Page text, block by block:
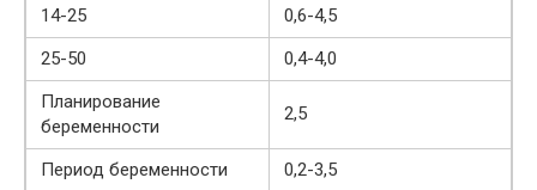
14-25
0,6-4,5
25-50
0,4-4,0
Планирование
беременности
2,5
Период беременности 0,2-3,5